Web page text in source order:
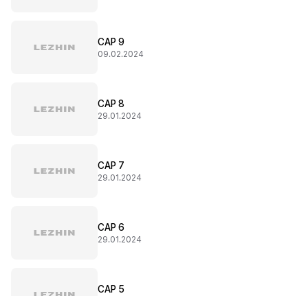
CAP 9
09.02.2024
CAP 8
29.01.2024
CAP 7
29.01.2024
CAP 6
29.01.2024
CAP 5